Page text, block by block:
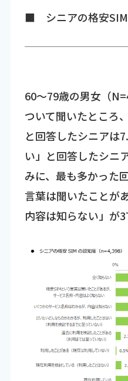
■ シニアの格安SIM
60～79歳の男女（
ついて聞いたところ
と回答したシニアは
い」と回答したシニ
みに、最も多かった
言葉は聞いたことが
内容は知らない」が